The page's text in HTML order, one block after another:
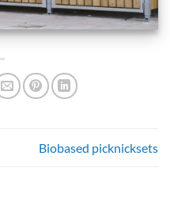
Biobased picknicksets